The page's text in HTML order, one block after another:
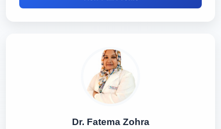
Dr. Fatema Zohra